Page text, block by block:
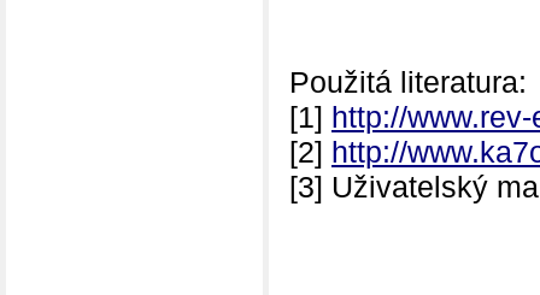
Použitá literatura:
[1] http://
[2] http://
[3] Uživatelský